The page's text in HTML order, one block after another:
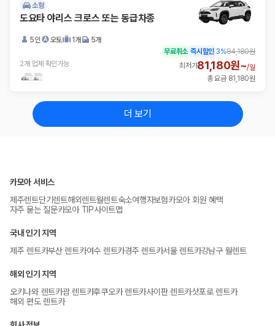
소형
도요타 야리스 크로스 또는 동급차종
5인 오토 1개 5개
2개 업체 확인가능
무료취소 즉시할인 3%84,180원
최저가81,180원~/일
총 요금 81,180원
더 보기
카모아 서비스
제주렌트단기렌트해외렌트월렌트숙소여행자보험카모아 회원 혜택
자주 묻는 질문카모아 TIP사이트맵
국내 인기 지역
제주 렌트카부산 렌트카여수 렌트카경주 렌트카서울 렌트카강남구 월렌트
해외 인기 지역
오키나와 렌트카괌 렌트카후쿠오카 렌트카사이판 렌트카삿포로 렌트카
해외 편도 렌트카